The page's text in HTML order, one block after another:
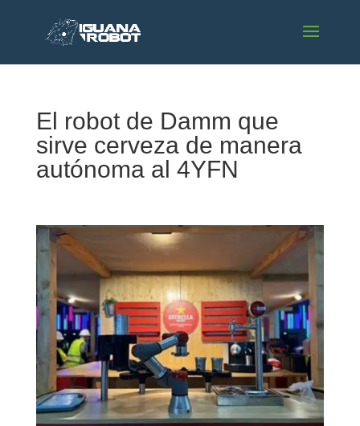
El robot de Damm que
sirve cerveza de manera
autónoma al 4YFN